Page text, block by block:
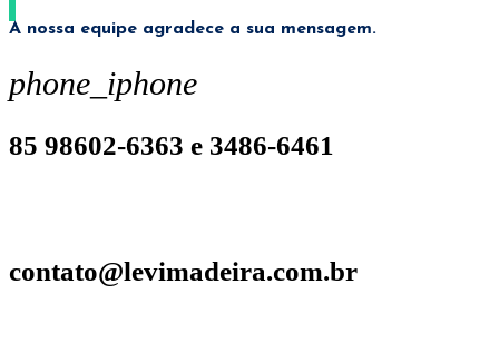
A nossa equipe agradece a sua mensagem.
phone_iphone
85 98602-6363 e 3486-6461
contato@levimadeira.com.br